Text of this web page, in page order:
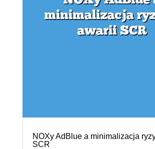
NOXy AdBlue a minimalizacja
SCR